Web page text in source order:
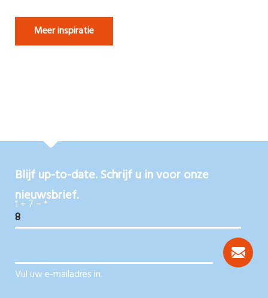
Meer inspiratie
Blijf up-to-date. Schrijf u in voor onze
nieuwsbrief.
1 + 7 = *
Vul uw e-mailadres in.